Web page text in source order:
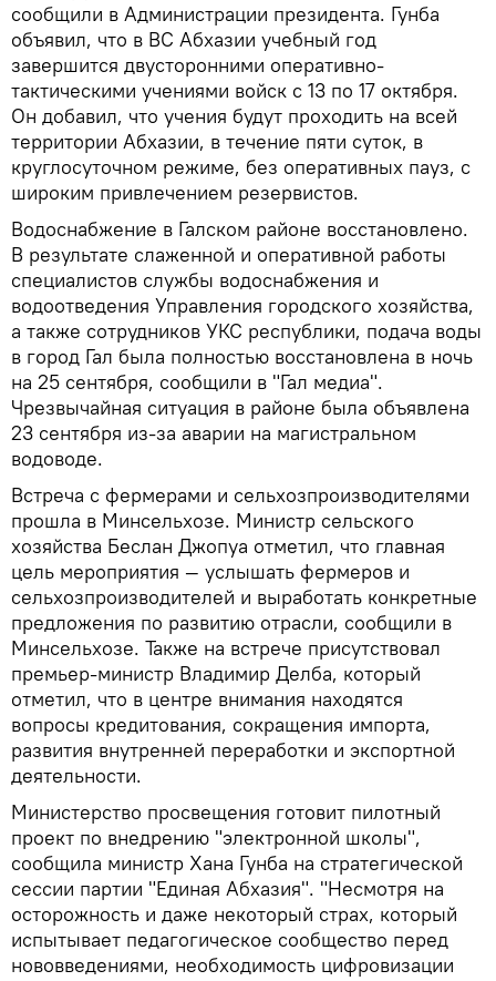
сообщили в Администрации президента. Гунба
объявил, что в ВС Абхазии учебный год
завершится двусторонними оперативно-
тактическими учениями войск с 13 по 17 октября.
Он добавил, что учения будут проходить на всей
территории Абхазии, в течение пяти суток, в
круглосуточном режиме, без оперативных пауз, с
широким привлечением резервистов.
Водоснабжение в Галском районе восстановлено.
В результате слаженной и оперативной работы
специалистов службы водоснабжения и
водоотведения Управления городского хозяйства,
а также сотрудников УКС республики, подача воды
в город Гал была полностью восстановлена в ночь
на 25 сентября, сообщили в "Гал медиа".
Чрезвычайная ситуация в районе была объявлена
23 сентября из-за аварии на магистральном
водоводе.
Встреча с фермерами и сельхозпроизводителями
прошла в Минсельхозе. Министр сельского
хозяйства Беслан Джопуа отметил, что главная
цель мероприятия — услышать фермеров и
сельхозпроизводителей и выработать конкретные
предложения по развитию отрасли, сообщили в
Минсельхозе. Также на встрече присутствовал
премьер-министр Владимир Делба, который
отметил, что в центре внимания находятся
вопросы кредитования, сокращения импорта,
развития внутренней переработки и экспортной
деятельности.
Министерство просвещения готовит пилотный
проект по внедрению "электронной школы",
сообщила министр Хана Гунба на стратегической
сессии партии "Единая Абхазия". "Несмотря на
осторожность и даже некоторый страх, который
испытывает педагогическое сообщество перед
нововведениями, необходимость цифровизации